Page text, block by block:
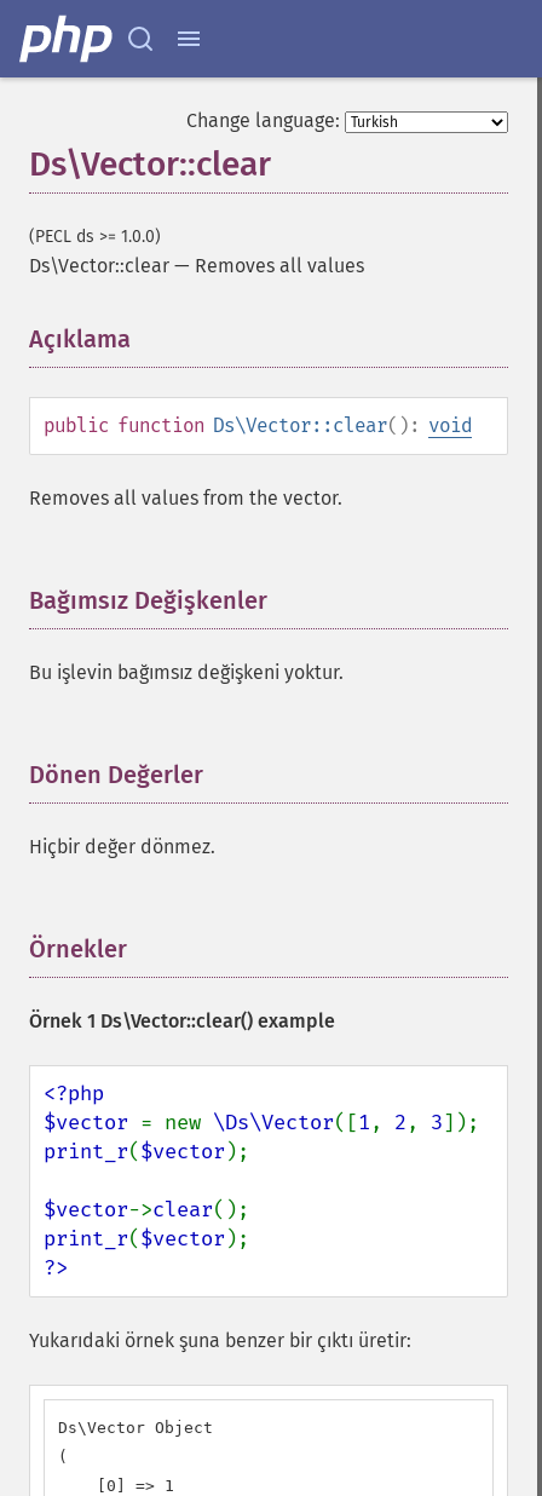
Change language:
Ds\Vector::clear
(PECL ds >= 1.0.0)
Ds\Vector::clear — Removes all values
Açıklama
public function Ds\Vector::clear(): void
Removes all values from the vector.
Bağımsız Değişkenler
Bu işlevin bağımsız değişkeni yoktur.
Dönen Değerler
Hiçbir değer dönmez.
Örnekler
Örnek 1 Ds\Vector::clear() example
<?php
$vector = new \Ds\Vector([1, 2, 3
print_r($vector );
$vector->clear
print_r($vector
?>
Yukarıdaki örnek şuna benzer bir çıktı üretir:
Ds\Vector Object
(
    [0] => 1